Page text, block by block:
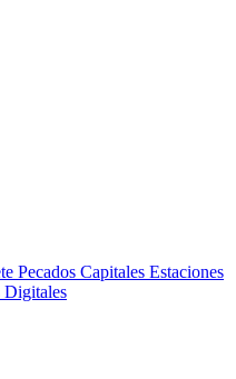
Pecados Capitales Estaciones
Digitales